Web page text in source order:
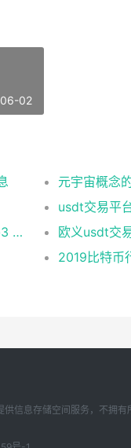
02
元宇宙概念
usdt交易平
币安 在美国市场正式上线，开启加密与 Web3 创新的全新时代！
欧义usdt交
2019比特币
信息存储空间服务，不